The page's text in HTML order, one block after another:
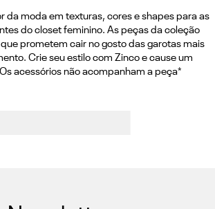
da moda em texturas, cores e shapes para as
do closet feminino. As peças da coleção
prometem cair no gosto das garotas mais
Crie seu estilo com Zinco e cause um
acessórios não acompanham a peça*